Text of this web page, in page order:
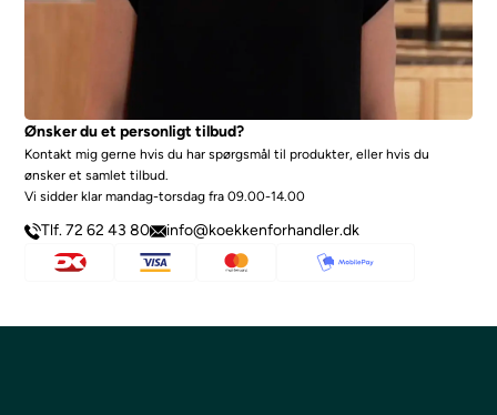
Ønsker du et personligt tilbud?
Kontakt mig gerne hvis du har spørgsmål til produkter, eller hvis du
ønsker et samlet tilbud.
Vi sidder klar mandag-torsdag fra 09.00-14.00
Tlf. 72 62 43 80 info@koekkenforhandler.dk